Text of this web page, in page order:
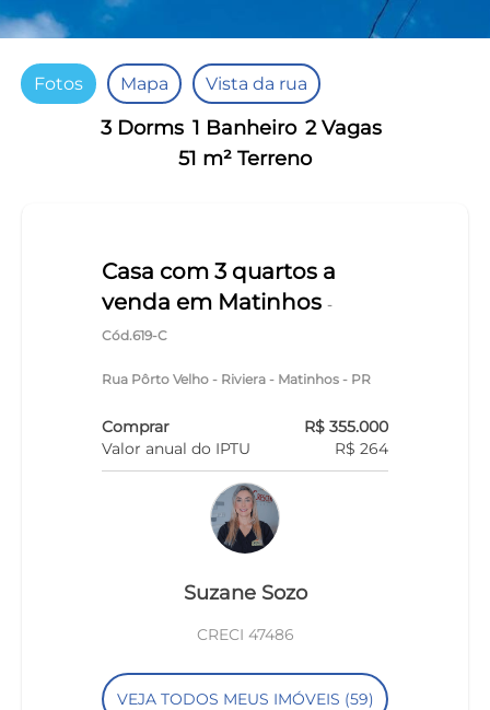
Fotos Mapa Vista da rua
3 Dorms 1 Banheiro 2 Vagas
51 m² Terreno
Casa com 3 quartos a
venda em Matinhos -
Cód.619-C
Rua Pôrto Velho - Riviera - Matinhos - PR
Comprar
R$ 355.000
Valor anual do IPTU
R$ 264
Suzane Sozo
CRECI 47486
VEJA TODOS MEUS IMÓVEIS (59)